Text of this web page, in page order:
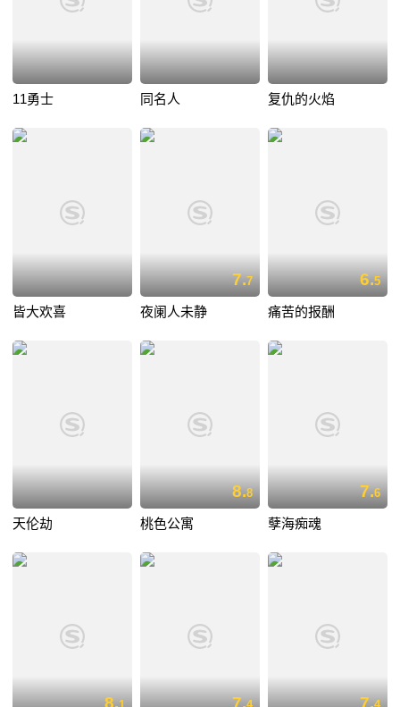
11勇士 同名人 复仇的火焰
皆大欢喜
7.7
夜阑人未静
6.5
痛苦的报酬
天伦劫
8.8
桃色公寓
7.6
孽海痴魂
8. 7. 7.